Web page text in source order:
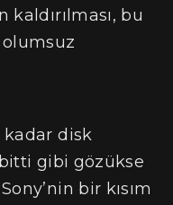
bu
kadar disk
gibi gözükse
bir kısım